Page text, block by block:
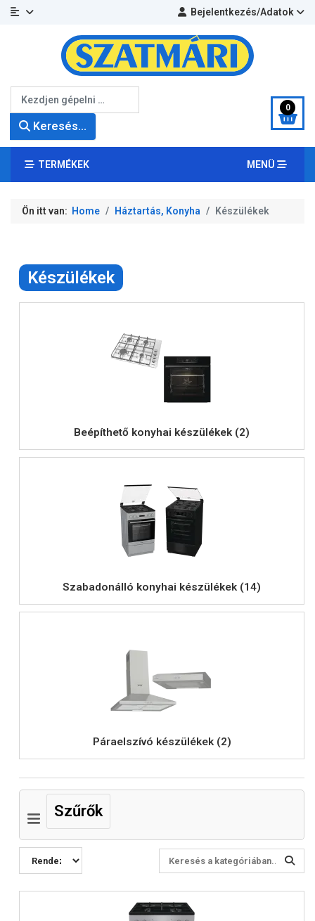
Bejelentkezés/Adatok
Keresés...
0
TERMÉKEK MENÜ
Ön itt van: Home Háztartás, Konyha Készülékek
Készülékek
Beépíthető konyhai készülékek (2)
Szabadonálló konyhai készülékek (14)
Páraelszívó készülékek (2)
Szűrők